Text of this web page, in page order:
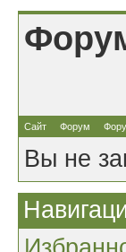
Сайт Форум
Вы не